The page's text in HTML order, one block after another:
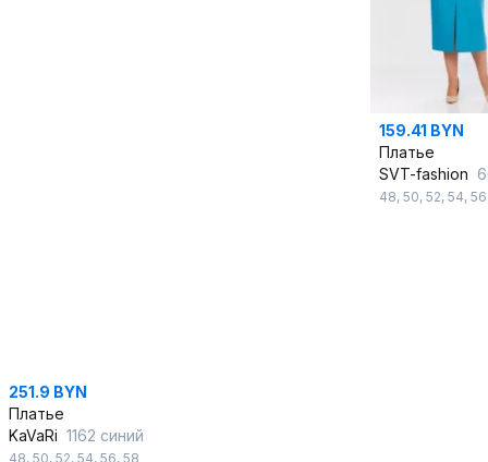
251.9 BYN
Платье
KaVaRi 1162 синий
48, 50, 52, 54, 56, 58
159.41 BYN
Платье
SVT-fashion
48, 50, 52, 54, 56